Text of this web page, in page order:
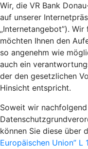
Wir, die VR Bank
auf unserer
„Internetangebot”).
möchten Ihnen den
so angenehm wie
auch ein
der den gesetzlichen
Hinsicht entspricht.
Soweit wir
können Sie diese über
Europäischen Union” L